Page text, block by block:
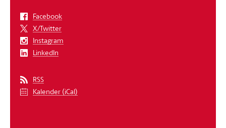
Facebook
X/Twitter
Instagram
LinkedIn
RSS
Kalender (iCal)